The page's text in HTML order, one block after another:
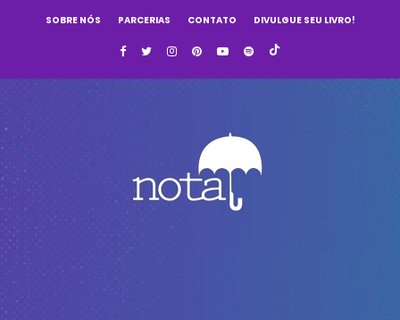
SOBRE NÓS PARCERIAS CONTATO DIVULGUE SEU LIVRO!